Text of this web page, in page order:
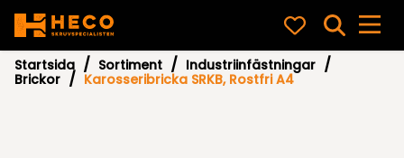
Startsida Sortiment
Industriinfästningar
Brickor
Karosseribricka SRKB, Rostfri A4